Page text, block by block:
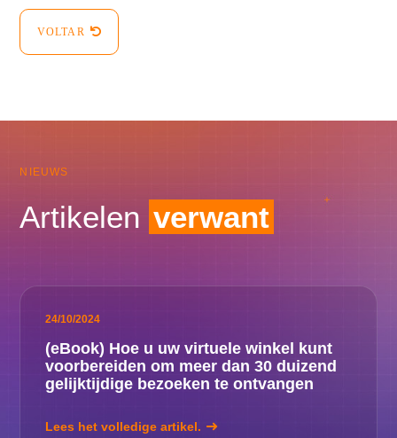
VOLTAR
NIEUWS
Artikelen verwant
24/10/2024
(eBook) Hoe u uw virtuele winkel kunt
voorbereiden om meer dan 30 duizend
gelijktijdige bezoeken te ontvangen
Lees het volledige artikel.